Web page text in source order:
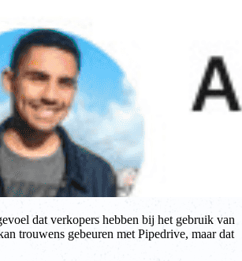
dat verkopers hebben bij het gebruik van
trouwens gebeuren met Pipedrive, maar dat